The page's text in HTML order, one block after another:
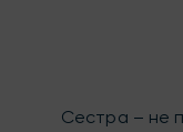
Сестра – не